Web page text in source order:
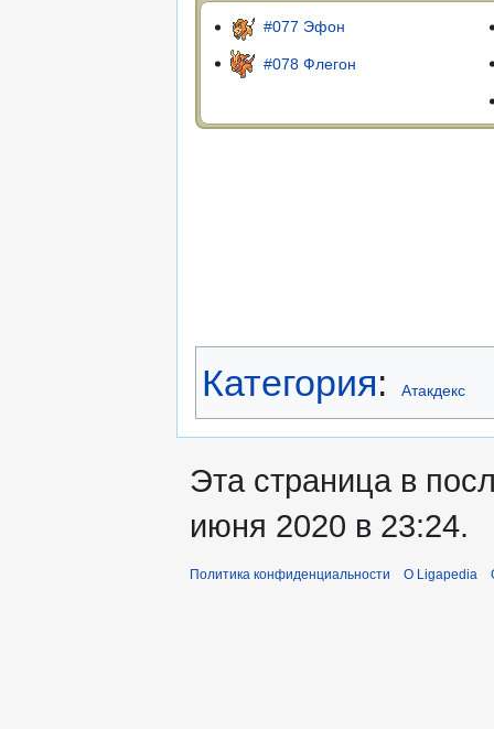
#077 Эфон
#078 Флегон
Категория: Атакдекс
Эта страница в
июня 2020 в 23:24.
Политика конфиденциальности О Ligapedia